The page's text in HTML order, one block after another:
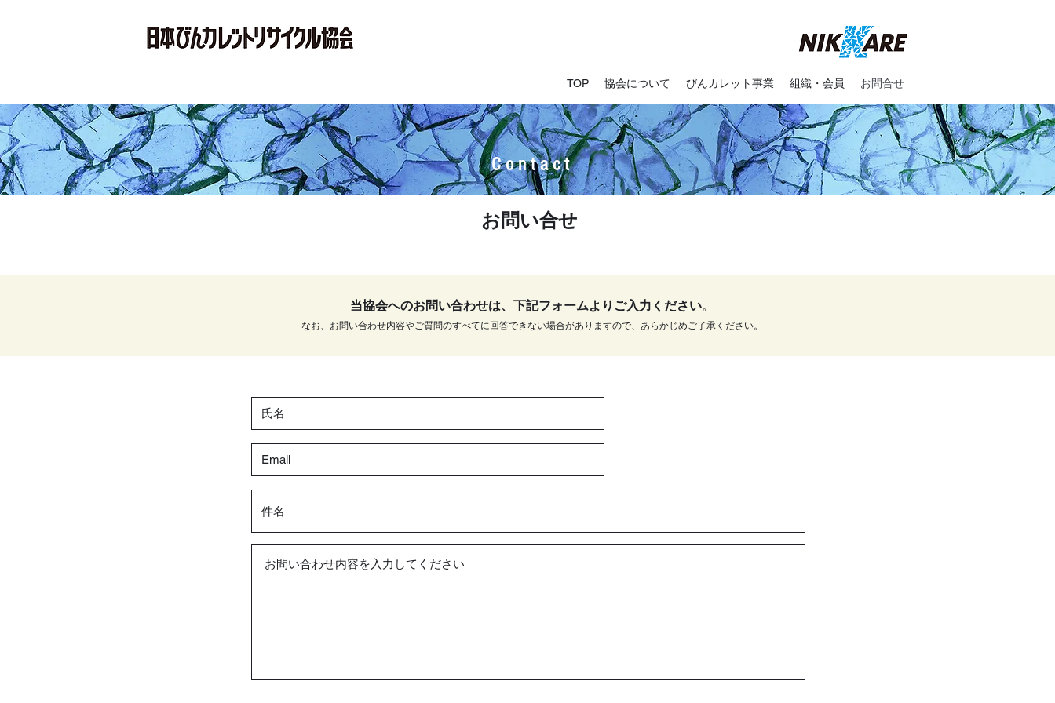
TOP 協会について びんカレット事業 組織・会員 お問合せ
C o n t a c t
お問い合せ
当協会へのお問い合わせは、下記フォームよりご入力ください。
なお、お問い合わせ内容やご質問のすべてに回答できない場合がありますので、あらかじめご了承ください。